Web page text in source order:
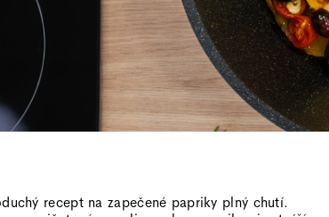
recept na zapečené papriky plný chutí.